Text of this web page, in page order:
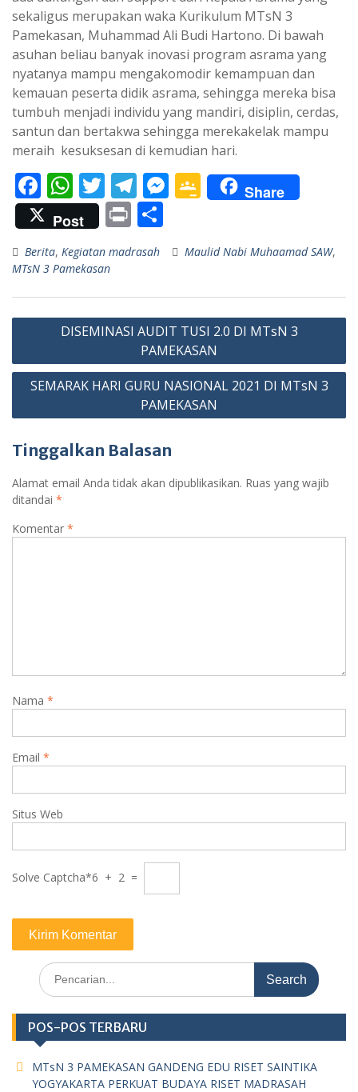
sekaligus merupakan waka Kurikulum MTsN 3
Pamekasan, Muhammad Ali Budi Hartono. Di bawah
asuhan beliau banyak inovasi program asrama yang
nyatanya mampu mengakomodir kemampuan dan
kemauan peserta didik asrama, sehingga mereka bisa
tumbuh menjadi individu yang mandiri, disiplin, cerdas,
santun dan bertakwa sehingga merekakelak mampu
meraih kesuksesan di kemudian hari.
F
ac
e
b
o
o
W
h
at
s
A
p
p
T
w
itt
er
T
el
e
gr
a
m
M
e
n
g
er
G
o
gl
e
Cl
as
sr
o
o
Share
Post
Pr
in
t
h
ar
e
Berita, Kegiatan madrasah Maulid Nabi Muhaamad SAW,
MTsN 3 Pamekasan
Navigasi
DISEMINASI AUDIT TUSI 2.0 DI MTsN 3
PAMEKASAN
SEMARAK HARI GURU NASIONAL 2021 DI MTsN 3
PAMEKASAN
Tinggalkan Balasan
Alamat email Anda tidak akan dipublikasikan. Ruas yang wajib
ditandai *
Komentar *
Nama *
Email *
Situs Web
Solve Captcha*6 + 2 =
Search
for:
POS-POS TERBARU
MTsN 3 PAMEKASAN GANDENG EDU RISET SAINTIKA
YOGYAKARTA PERKUAT BUDAYA RISET MADRASAH